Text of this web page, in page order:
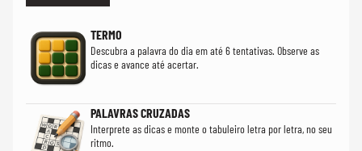
TERMO
Descubra a palavra do dia em até 6 tentativas. Observe as
dicas e avance até acertar.
PALAVRAS CRUZADAS
Interprete as dicas e monte o tabuleiro letra por letra, no seu
ritmo.